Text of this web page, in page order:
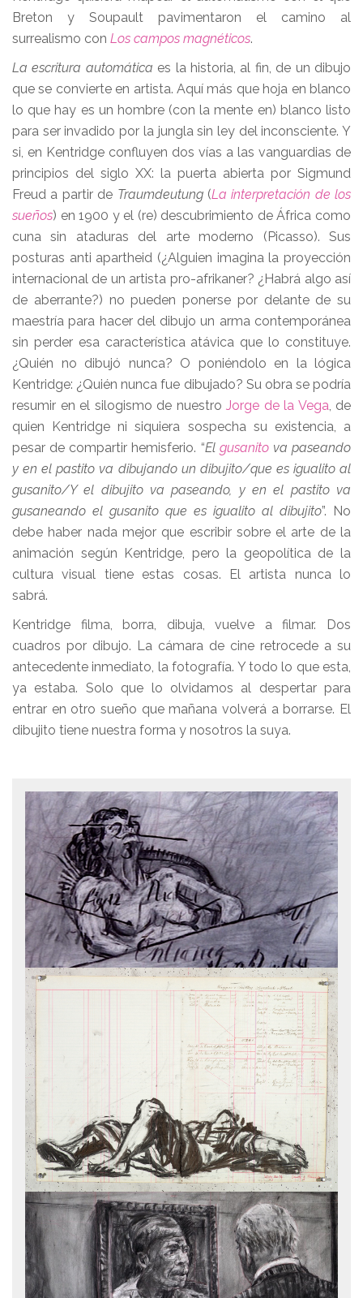
Breton y Soupault pavimentaron el camino al
surrealismo con Los campos magnéticos.
La escritura automática es la historia, al fin, de un dibujo
que se convierte en artista. Aquí más que hoja en blanco
lo que hay es un hombre (con la mente en) blanco listo
para ser invadido por la jungla sin ley del inconsciente. Y
si, en Kentridge confluyen dos vías a las vanguardias de
principios del siglo XX: la puerta abierta por Sigmund
Freud a partir de Traumdeutung(La interpretación de los
sueños) en 1900 y el (re) descubrimiento de África como
cuna sin ataduras del arte moderno (Picasso). Sus
posturas anti apartheid (¿Alguien imagina la proyección
internacional de un artista pro-afrikaner? ¿Habrá algo así
de aberrante?) no pueden ponerse por delante de su
maestría para hacer del dibujo un arma contemporánea
sin perder esa característica atávica que lo constituye.
¿Quién no dibujó nunca? O poniéndolo en la lógica
Kentridge: ¿Quién nunca fue dibujado? Su obra se podría
resumir en el silogismo de nuestro Jorge de la Vega, de
quien Kentridge ni siquiera sospecha su existencia, a
pesar de compartir hemisferio. “El gusanitova paseando
y en el pastito va dibujando un dibujito/que es igualito al
gusanito/Y el dibujito va paseando, y en el pastito va
gusaneando el gusanito que es igualito al dibujito”. No
debe haber nada mejor que escribir sobre el arte de la
animación según Kentridge, pero la geopolítica de la
cultura visual tiene estas cosas. El artista nunca lo
sabrá.
Kentridge filma, borra, dibuja, vuelve a filmar. Dos
cuadros por dibujo. La cámara de cine retrocede a su
antecedente inmediato, la fotografía. Y todo lo que esta,
ya estaba. Solo que lo olvidamos al despertar para
entrar en otro sueño que mañana volverá a borrarse. El
dibujito tiene nuestra forma y nosotros la suya.